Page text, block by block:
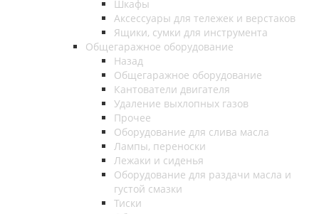
Шкафы
Аксессуары для тележек и верстаков
Ящики, сумки для инструмента
Общегаражное оборудование
Назад
Общегаражное оборудование
Кантователи двигателя
Удаление выхлопных газов
Прочее
Оборудование для слива масла
Лампы, переноски
Лежаки и сиденья
Оборудование для раздачи масла и
густой смазки
Тиски